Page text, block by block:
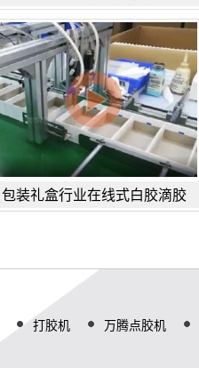
包装礼盒行业在线式白胶滴胶
打胶机 万腾点胶机